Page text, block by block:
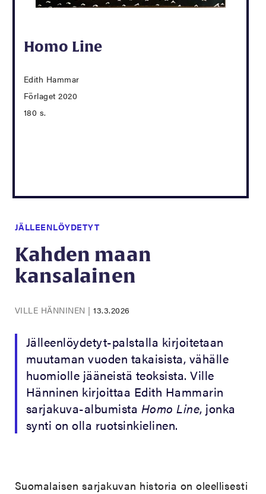
Homo Line
Edith Hammar
Förlaget 2020
180 s.
JÄLLEENLÖYDETYT
Kahden maan
kansalainen
VILLE HÄNNINEN |13.3.2026
Jälleenlöydetyt-palstalla kirjoitetaan
muutaman vuoden takaisista, vähälle
huomiolle jääneistä teoksista. Ville
Hänninen kirjoittaa Edith Hammarin
sarjakuva-albumista Homo Line, jonka
synti on olla ruotsinkielinen.
Suomalaisen sarjakuvan historia on oleellisesti